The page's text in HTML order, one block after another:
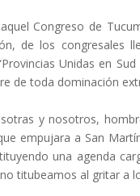
Congreso de
de los congresales
Unidas en
de toda dominación
y nosotros,
empujara a San
una agenda
titubeamos al gritar a